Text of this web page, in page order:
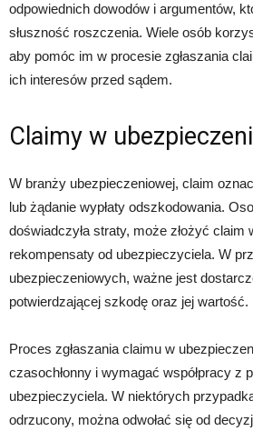
odpowiednich dowodów i argumentów,
słuszność roszczenia. Wiele osób
aby pomóc im w procesie zgłaszania
ich interesów przed sądem.
Claimy w
W branży ubezpieczeniowej, claim
lub żądanie wypłaty odszkodowania.
doświadczyła straty, może złożyć claim
rekompensaty od ubezpieczyciela. W
ubezpieczeniowych, ważne jest
potwierdzającej szkodę oraz jej wartość.
Proces zgłaszania claimu w
czasochłonny i wymagać współpracy z
ubezpieczyciela. W niektórych
odrzucony, można odwołać się od